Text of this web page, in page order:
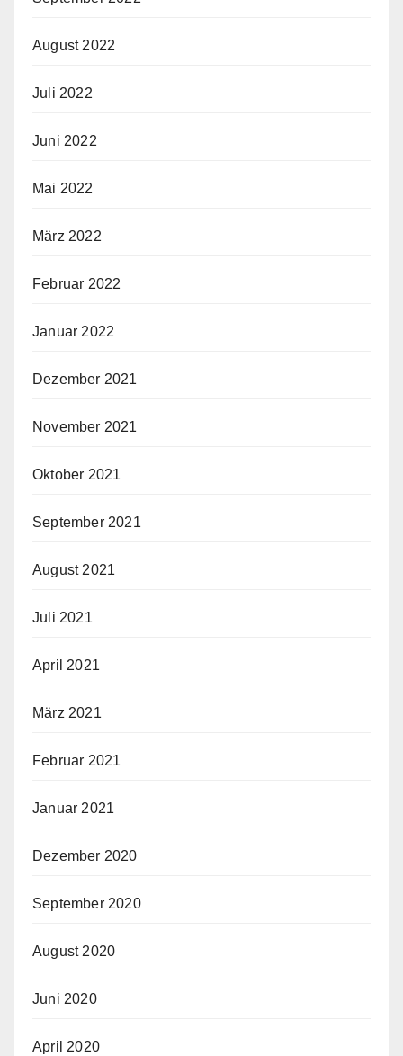
August 2022
Juli 2022
Juni 2022
Mai 2022
März 2022
Februar 2022
Januar 2022
Dezember 2021
November 2021
Oktober 2021
September 2021
August 2021
Juli 2021
April 2021
März 2021
Februar 2021
Januar 2021
Dezember 2020
September 2020
August 2020
Juni 2020
April 2020